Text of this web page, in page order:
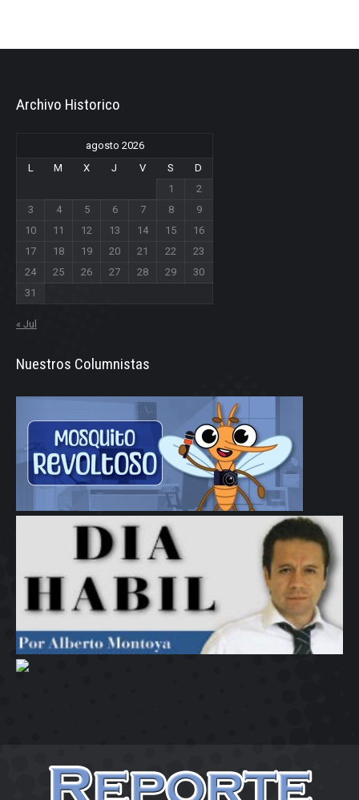
Archivo Historico
agosto 2026
L
M X J V S
D
1
2
3
4 5 6 7 8
9
10
11 12 13 14 15
16
17
18 19 20 21 22
23
24
25 26 27 28 29
30
31
« Jul
Nuestros Columnistas